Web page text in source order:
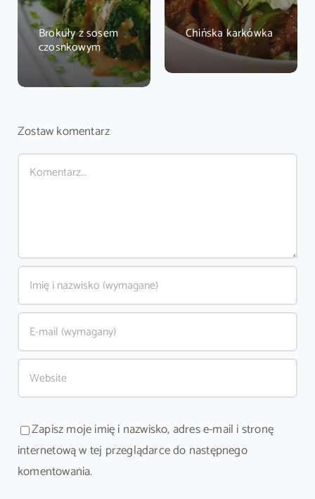
Brokuły z sosem
czosnkowym
Chińska karkówka
Zostaw komentarz
Comment
Zapisz moje imię i nazwisko, adres e-mail i stronę
internetową w tej przeglądarce do następnego
komentowania.